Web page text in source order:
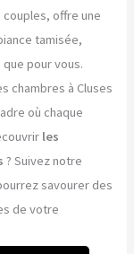
offre une
tamisée,
pour vous.
chambres à Cluses
où chaque
les
? Suivez notre
savourer des
de votre